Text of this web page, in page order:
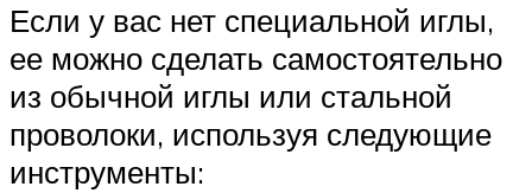
Если у вас нет специальной иглы,
ее можно сделать самостоятельно
из обычной иглы или стальной
проволоки, используя следующие
инструменты: